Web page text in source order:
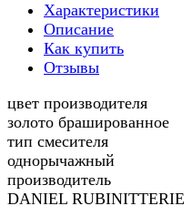
Характеристики
Описание
Как купить
Отзывы
цвет производителя
золото брашированное
тип смесителя
однорычажный
производитель
DANIEL RUBINITTERIE